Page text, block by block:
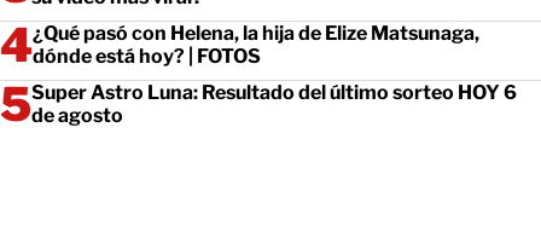
¿Qué pasó con Helena, la hija de Elize Matsunaga,
dónde está hoy? | FOTOS
Super Astro Luna: Resultado del último sorteo HOY 6
de agosto